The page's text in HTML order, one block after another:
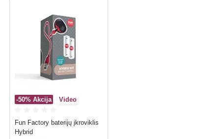
-50% Akcija Video
Fun Factory baterijų įkroviklis
Hybrid